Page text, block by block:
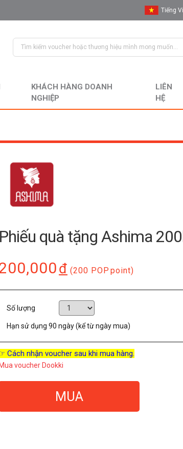
Tiếng
English
KHÁCH HÀNG DOANH
NGHIỆP
LIÊN
HỆ
Phiếu quà tặng Ashima
đ (200 POP point)
Số lượng
Hạn sử dụng 90 ngày (kể từ ngày mua)
Cách nhận voucher sau khi mua hàng.
Mua voucher Dookki
MUA